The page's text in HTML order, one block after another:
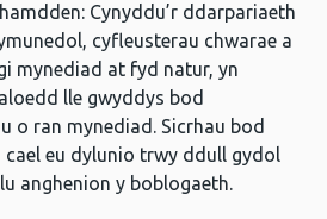
Cynyddu’r ddarpariaeth
cyfleusterau chwarae a
mynediad at fyd natur, yn
lle gwyddys bod
o ran mynediad. Sicrhau bod
cael eu dylunio trwy ddull gydol
anghenion y boblogaeth.